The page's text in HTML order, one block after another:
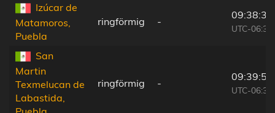
Izúcar de
Matamoros,
Puebla
ringförmig -
09:38:34
UTC-06:36
San
Martin
Texmelucan de
Labastida,
ringförmig -
09:39:55
UTC-06:36